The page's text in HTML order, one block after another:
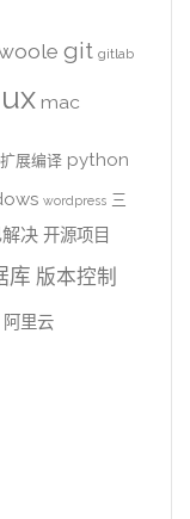
git gitlab
mac
展编译 python
wordpress 三
决 开源项目
库 版本控制
阿里云